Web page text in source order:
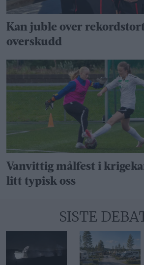
Kan juble over
overskudd
Vanvittig målfest i
litt typisk oss
SISTE